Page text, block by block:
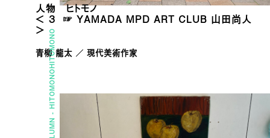
人物 ヒトモノ
＜ 3 ☞ YAMADA MPD ART CLUB 山田尚人
＞
青柳 龍太 ／ 現代美術作家
COLUMN -
HITOMONO
HITOMONO